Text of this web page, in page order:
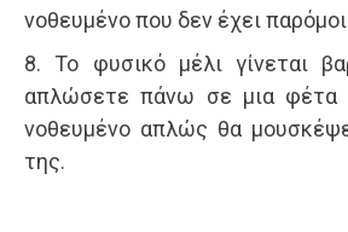
νοθευμένο που δεν έχει
8. Το φυσικό μέλι γίνεται
απλώσετε πάνω σε μια φέτα
νοθευμένο απλώς θα
της.